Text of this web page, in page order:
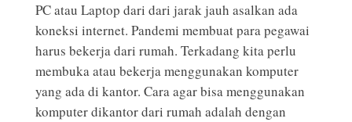
PC atau Laptop dari dari jarak jauh asalkan ada
koneksi internet. Pandemi membuat para pegawai
harus bekerja dari rumah. Terkadang kita perlu
membuka atau bekerja menggunakan komputer
yang ada di kantor. Cara agar bisa menggunakan
komputer dikantor dari rumah adalah dengan